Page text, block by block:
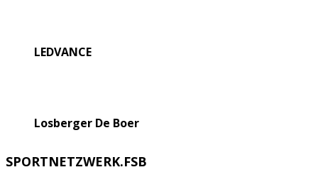
LEDVANCE
Losberger De Boer
SPORTNETZWERK.FSB